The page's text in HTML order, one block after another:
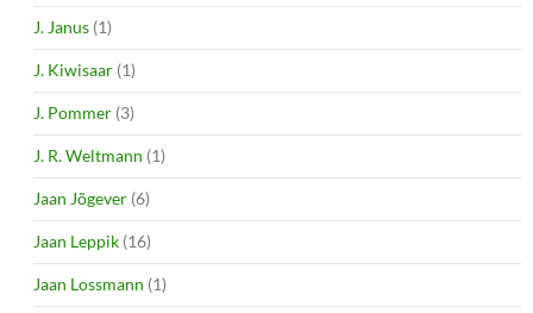
J. Janus (1)
J. Kiwisaar (1)
J. Pommer (3)
J. R. Weltmann (1)
Jaan Jõgever (6)
Jaan Leppik (16)
Jaan Lossmann (1)